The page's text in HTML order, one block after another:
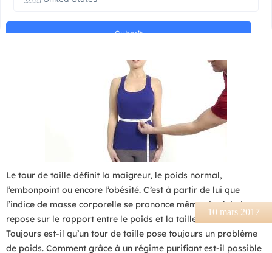
10 mars 2017
Le tour de taille définit la maigreur, le poids normal,
l’embonpoint ou encore l’obésité. C’est à partir de lui que
l’indice de masse corporelle se prononce même si celui-ci
repose sur le rapport entre le poids et la taille au mètre carré.
Toujours est-il qu’un tour de taille pose toujours un problème
de poids. Comment grâce à un régime purifiant est-il possible